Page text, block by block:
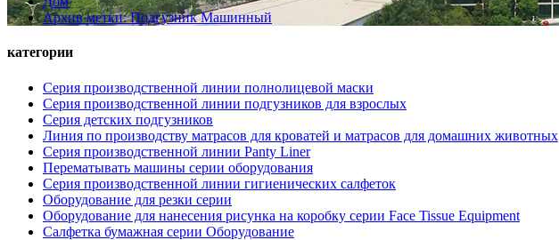
Архив метки: Подгузник Машинный
категории
Серия производственной линии полнолицевой маски
Серия производственной линии подгузников для взрослых
Серия детских подгузников
Линия по производству матрасов для кроватей и матрасов для домашних животных
Серия производственной линии Panty Liner
Перематывать машины серии оборудования
Серия производственной линии гигиенических салфеток
Оборудование для резки серии
Оборудование для нанесения рисунка на коробку серии Face Tissue Equipment
Салфетка бумажная серии Оборудование